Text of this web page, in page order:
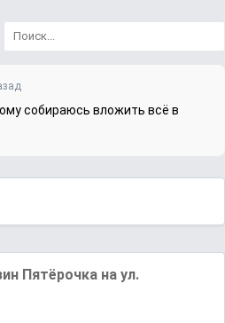
собираюсь вложить всё в
Пятёрочка на ул.